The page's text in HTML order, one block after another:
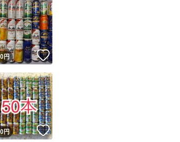
ーザーはYahoo!フリマの取引を完了させた実績があります
ーザーは他フリマサービスでの取引実績があります
、発送を保証しているものではありません
ーザーは高頻度で24時間以内＆設定した発送日数内に発送してい
です
出品ページへ
キャンセル
円 いいね！
円 いいね！